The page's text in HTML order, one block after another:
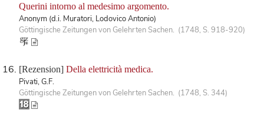
Querini intorno al medesimo argomento.
Anonym (d.i. Muratori, Lodovico Antonio)
Göttingische Zeitungen von Gelehrten Sachen. (1748, S. 918-920)
[Rezension] Della elettricità medica.
Pivati, G.F.
Göttingische Zeitungen von Gelehrten Sachen. (1748, S. 344)